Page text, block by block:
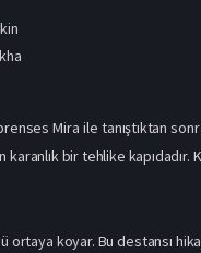
Mira ile tanıştıktan
karanlık bir tehlike
koyar. Bu destansı